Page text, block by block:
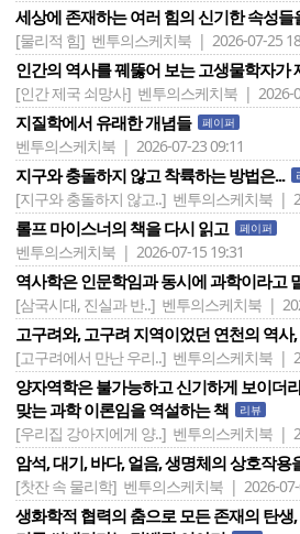
세상에 존재하는 여러 힘의 신기한 속성들
[물리적 힘] 벤투의스케치북 | 2026-07-25
인간의 역사를 꿰뚫어 보는 고생물학자가
[인간 제국 쇠망사] 벤투의스케치북 | 2026-
지질학에서 유래한 개념들 페이퍼
벤투의스케치북 | 2026-07-23 09:11
지구와 충돌하지 않고 착륙하는 방법은...
[지구와 충돌하지 않고..] 벤투의스케치북 |
롤프 마이스너의 책을 다시 읽고 페이퍼
벤투의스케치북 | 2026-07-15 19:31
역사학은 인문학임과 동시에 과학이라고
[삼국시대, 진실과 반..] 벤투의스케치북 |
고구려와, 고구려 지역이었던 연천의 역사
[고구려에서 만난 우리..] 벤투의스케치북 |
양자역학은 불가능하고 신기하게 보이더
맞는 과학 이론임을 역설하는 책
리뷰
[우리집 강아지에게 양..] 벤투의스케치북 |
암석, 대기, 바다, 얼음, 생명체의 상호작용
[찻잔 속 물리학] 벤투의스케치북 | 2026-07-
생화학적 협력의 춤으로 모든 존재의 탄생